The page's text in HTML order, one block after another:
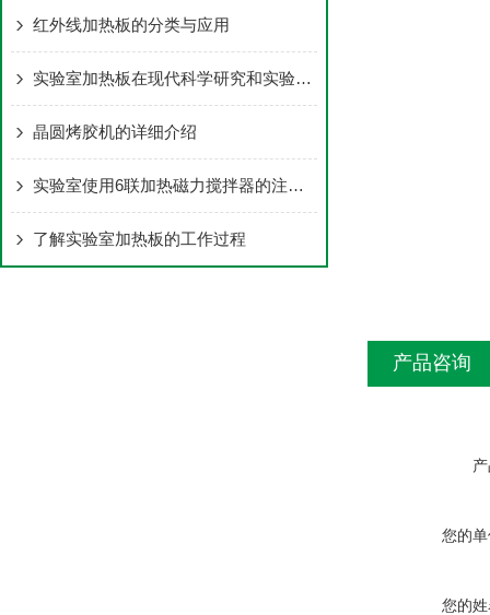
红外线加热板的分类与应用
实验室加热板在现代科学研究和实验室工作中的重要性
晶圆烤胶机的详细介绍
实验室使用6联加热磁力搅拌器的注意事项
了解实验室加热板的工作过程
产品咨询
您的
您的